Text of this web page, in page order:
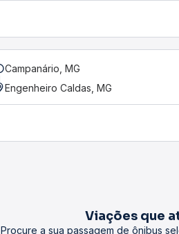
Campanário, MG
Engenheiro Caldas, MG
Viações que
Procure a sua passagem de ônibus